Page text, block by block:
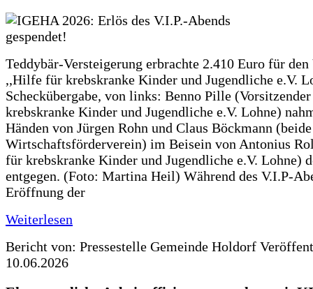
Teddybär-Versteigerung erbrachte 2.410 Euro für den
,,Hilfe für krebskranke Kinder und Jugendliche e.V.
Scheckübergabe, von links: Benno Pille
krebskranke Kinder und Jugendliche e.V. Lohne)
Händen von Jürgen Rohn und Claus Böckmann
Wirtschaftsförderverein) im Beisein von Antonius
für krebskranke Kinder und Jugendliche e.V. Lohne)
entgegen. (Foto: Martina Heil) Während des V.I.P-
Eröffnung der
Weiterlesen
Bericht von: Pressestelle Gemeinde Holdorf
10.06.2026